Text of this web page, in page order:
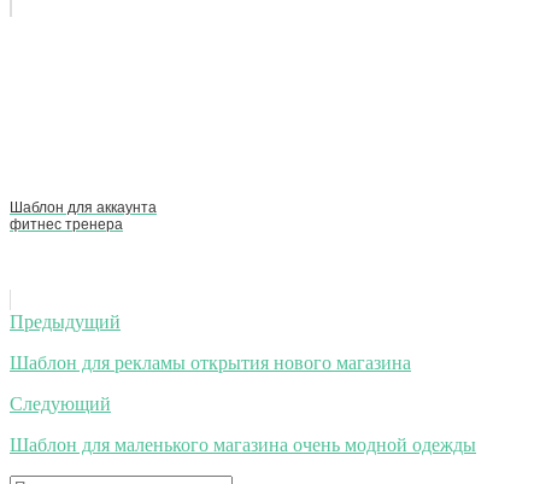
Шаблон для аккаунта
фитнес тренера
Навигация
по
записям
Предыдущий
Шаблон для рекламы открытия нового магазина
Следующий
Шаблон для маленького магазина очень модной одежды